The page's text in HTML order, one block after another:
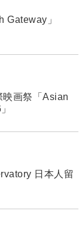
Gateway」
映画祭「Asian
日本人留